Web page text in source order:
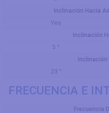
Inclinación Hacia
Yes
Inclinación
5 °
Inclinación
23 °
FRECUENCIA E
Frecuencia